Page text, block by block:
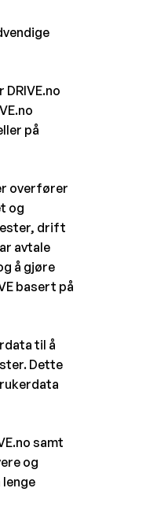
på
overfører
og
drift
avtale
å gjøre
basert på
til å
Dette
samt
og
lenge